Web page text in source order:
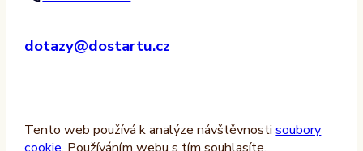
dotazy@dostartu.cz
Tento web používá k analýze návštěvnostisoubory